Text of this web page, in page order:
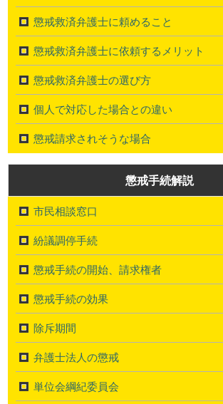
懲戒救済弁護士に頼めること
懲戒救済弁護士に依頼するメリット
懲戒救済弁護士の選び方
個人で対応した場合との違い
懲戒請求されそうな場合
懲戒手続解説
市民相談窓口
紛議調停手続
懲戒手続の開始、請求権者
懲戒手続の効果
除斥期間
弁護士法人の懲戒
単位会綱紀委員会